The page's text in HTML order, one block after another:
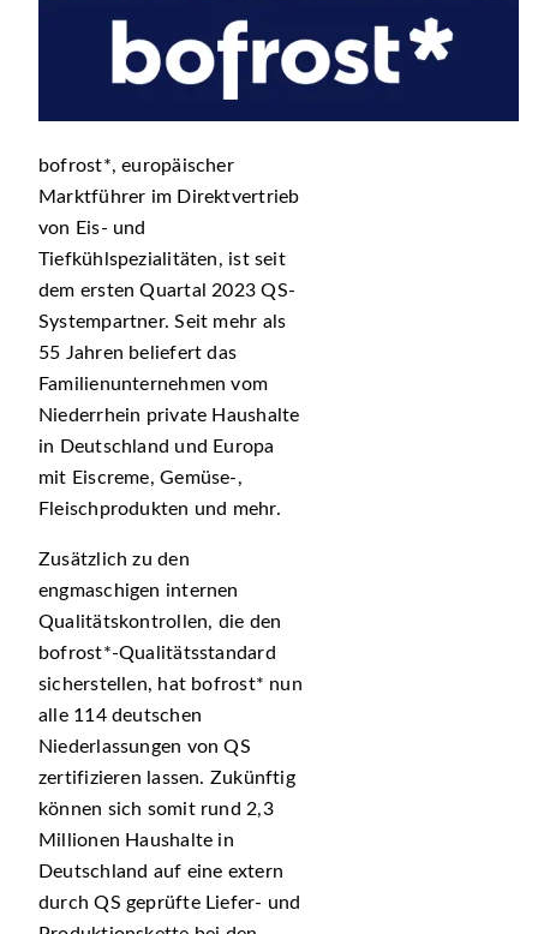
bofrost*, europäischer
Marktführer im Direktvertrieb
von Eis- und
Tiefkühlspezialitäten, ist seit
dem ersten Quartal 2023 QS-
Systempartner. Seit mehr als
55 Jahren beliefert das
Familienunternehmen vom
Niederrhein private Haushalte
in Deutschland und Europa
mit Eiscreme, Gemüse-,
Fleischprodukten und mehr.
Zusätzlich zu den
engmaschigen internen
Qualitätskontrollen, die den
bofrost*-Qualitätsstandard
sicherstellen, hat bofrost* nun
alle 114 deutschen
Niederlassungen von QS
zertifizieren lassen. Zukünftig
können sich somit rund 2,3
Millionen Haushalte in
Deutschland auf eine extern
durch QS geprüfte Liefer- und